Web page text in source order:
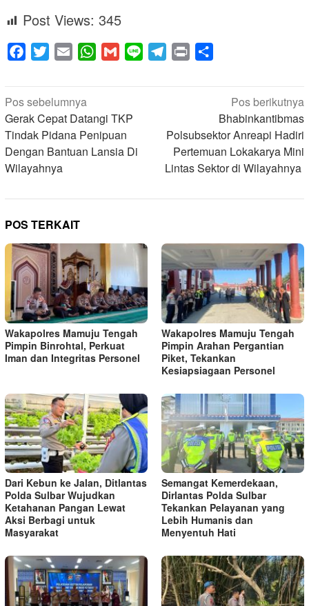
Post Views: 345
Facebook
Twitter Email WhatsApp
Gmail Line Telegram
Print
Navigasi
pos
Pos sebelumnya
Gerak Cepat Datangi TKP
Tindak Pidana Penipuan
Dengan Bantuan Lansia Di
Wilayahnya
Pos berikutnya
Bhabinkantibmas
Polsubsektor Anreapi Hadiri
Pertemuan Lokakarya Mini
Lintas Sektor di Wilayahnya
POS TERKAIT
Wakapolres Mamuju Tengah
Pimpin Binrohtal, Perkuat
Iman dan Integritas Personel
Wakapolres Mamuju Tengah
Pimpin Arahan Pergantian
Piket, Tekankan
Kesiapsiagaan Personel
Dari Kebun ke Jalan, Ditlantas
Polda Sulbar Wujudkan
Ketahanan Pangan Lewat
Aksi Berbagi untuk
Masyarakat
Semangat Kemerdekaan,
Dirlantas Polda Sulbar
Tekankan Pelayanan yang
Lebih Humanis dan
Menyentuh Hati